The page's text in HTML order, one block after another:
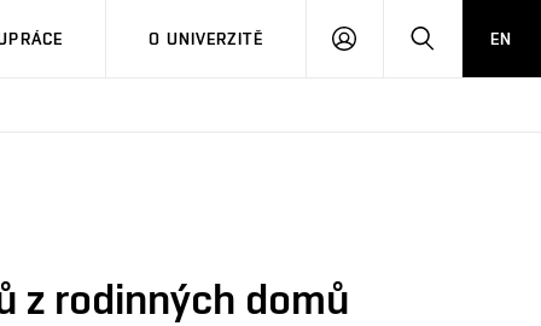
O UNIVERZITĚ
PŘIHLÁSIT HLEDATEN
z rodinných domů